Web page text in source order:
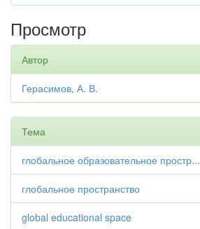
Просмотр
Автор
Герасимов, А. В.
Тема
глобальное образовательное простр...
глобальное пространство
global educational space